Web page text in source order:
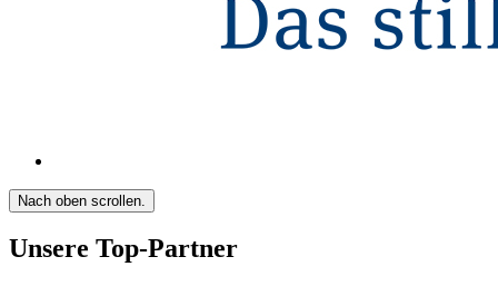
Nach oben scrollen.
Unsere Top-Partner